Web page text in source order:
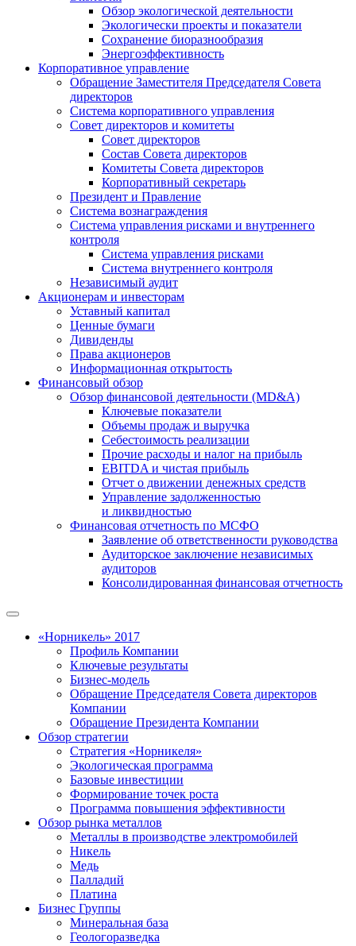
Обзор экологической деятельности
Экологически проекты и показатели
Сохранение биоразнообразия
Энергоэффективность
Корпоративное управление
Обращение Заместителя Председателя Совета
директоров
Система корпоративного управления
Совет директоров и комитеты
Совет директоров
Состав Совета директоров
Комитеты Совета директоров
Корпоративный секретарь
Президент и Правление
Система вознаграждения
Система управления рисками и внутреннего
контроля
Система управления рисками
Система внутреннего контроля
Независимый аудит
Акционерам и инвесторам
Уставный капитал
Ценные бумаги
Дивиденды
Права акционеров
Информационная открытость
Финансовый обзор
Обзор финансовой деятельности (MD&A)
Ключевые показатели
Объемы продаж и выручка
Себестоимость реализации
Прочие расходы и налог на прибыль
EBITDA и чистая прибыль
Отчет о движении денежных средств
Управление задолженностью
и ликвидностью
Финансовая отчетность по МСФО
Заявление об ответственности руководства
Аудиторское заключение независимых
аудиторов
Консолидированная финансовая отчетность
«Норникель» 2017
Профиль Компании
Ключевые результаты
Бизнес-модель
Обращение Председателя Совета директоров
Компании
Обращение Президента Компании
Обзор стратегии
Стратегия «Норникеля»
Экологическая программа
Базовые инвестиции
Формирование точек роста
Программа повышения эффективности
Обзор рынка металлов
Металлы в производстве электромобилей
Никель
Медь
Палладий
Платина
Бизнес Группы
Минеральная база
Геологоразведка